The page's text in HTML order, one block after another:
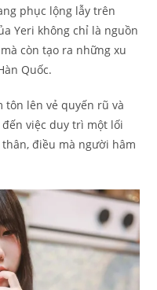
phục lộng lẫy trên
Yeri không chỉ là nguồn
còn tạo ra những xu
Quốc.
tôn lên vẻ quyến rũ và
việc duy trì một lối
điều mà người hâm